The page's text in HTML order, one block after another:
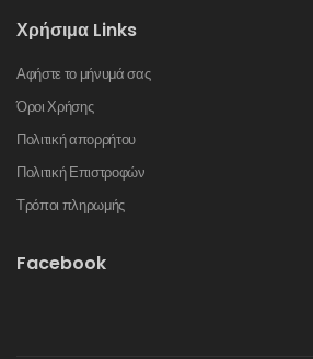
Χρήσιμα Links
Αφήστε το μήνυμά σας
Όροι Χρήσης
Πολιτική απορρήτου
Πολιτική Επιστροφών
Τρόποι πληρωμής
Facebook